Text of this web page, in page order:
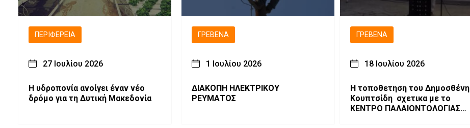
ΠΕΡΙΦΈΡΕΙΑ
27 Ιουλίου 2026
Η υδροπονία ανοίγει έναν νέο
δρόμο για τη Δυτική Μακεδονία
ΓΡΕΒΕΝΆ
1 Ιουλίου 2026
ΔΙΑΚΟΠΗ ΗΛΕΚΤΡΙΚΟΥ
ΡΕΥΜΑΤΟΣ
ΓΡΕΒΕΝΆ
18 Ιουλίου 2026
Η τοποθετηση του Δημοσθένη
Κουπτσίδη σχετικα με το
ΚΕΝΤΡΟ ΠΑΛΑΙΟΝΤΟΛΟΓΙΑΣ